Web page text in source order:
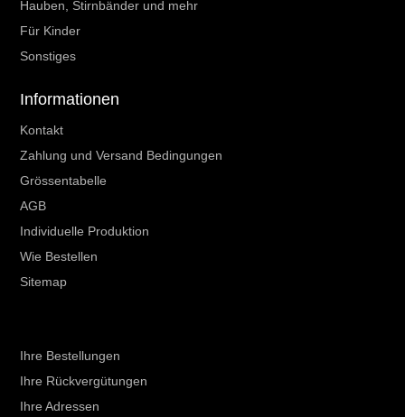
Hauben, Stirnbänder und mehr
Für Kinder
Sonstiges
Informationen
Kontakt
Zahlung und Versand Bedingungen
Grössentabelle
AGB
Individuelle Produktion
Wie Bestellen
Sitemap
Ihre Bestellungen
Ihre Rückvergütungen
Ihre Adressen